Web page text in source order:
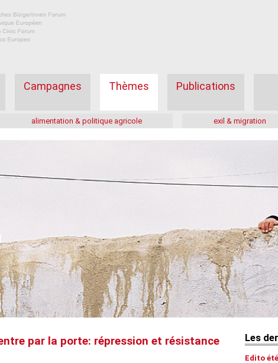
Campagnes Thèmes Publications
alimentation & politique agricole exil & migration
par la porte: répression et résistance